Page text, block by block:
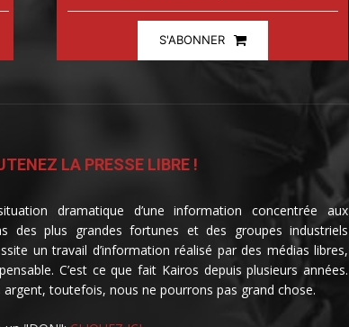
S'ABONNER
LA PRESSE LIBRE !
dramatique d’une information concentrée aux
des plus grandes fortunes et des groupes industriels
un travail d’information réalisé par des médias libres,
C’est ce que fait Kairos depuis plusieurs années.
argent, toutefois, nous ne pourrons pas grand chose.